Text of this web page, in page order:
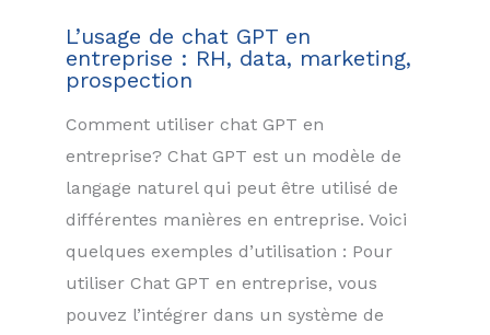
L’usage de chat GPT en
entreprise : RH, data, marketing,
prospection
Comment utiliser chat GPT en
entreprise? Chat GPT est un modèle de
langage naturel qui peut être utilisé de
différentes manières en entreprise. Voici
quelques exemples d’utilisation : Pour
utiliser Chat GPT en entreprise, vous
pouvez l’intégrer dans un système de